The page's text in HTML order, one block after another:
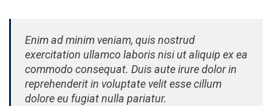
Enim ad minim veniam, quis nostrud
exercitation ullamco laboris nisi ut aliquip ex ea
commodo consequat. Duis aute irure dolor in
reprehenderit in voluptate velit esse cillum
dolore eu fugiat nulla pariatur.